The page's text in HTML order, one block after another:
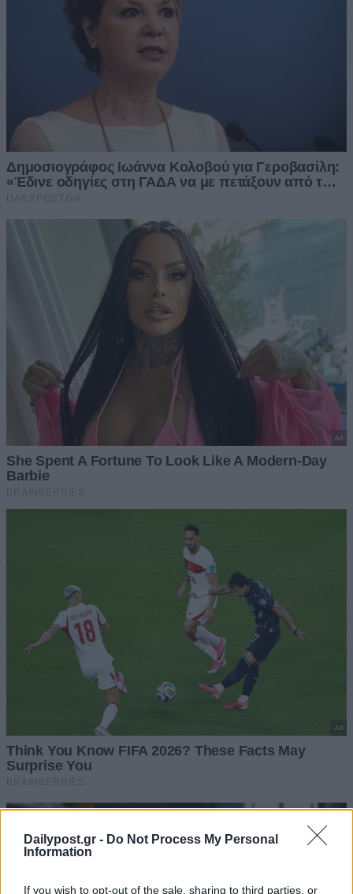
Dailypost.gr - Do Not Process My Personal
Information
If you wish to opt-out of the sale, sharing to third parties, or